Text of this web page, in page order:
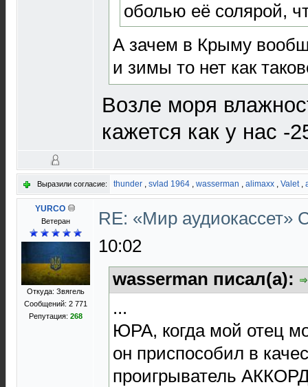
оболью её солярой,
А зачем в Крыму
и зимы то нет как
Возле моря
кажется как у нас -
Выразили согласие: thunder , svlad 1964 , wasserman , alimaxx , Valet,
YURCO
Ветеран
Откуда: Звягель
Сообщений: 2 771
Репутация: 268
RE: «Мир аудиокассет»
10:02
wasserman писал(а):
...
ЮРА, когда мой отец
он приспособил в
проигрыватель